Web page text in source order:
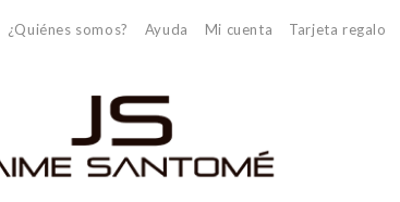
¿Quiénes somos? Ayuda Mi cuenta Tarjeta regalo